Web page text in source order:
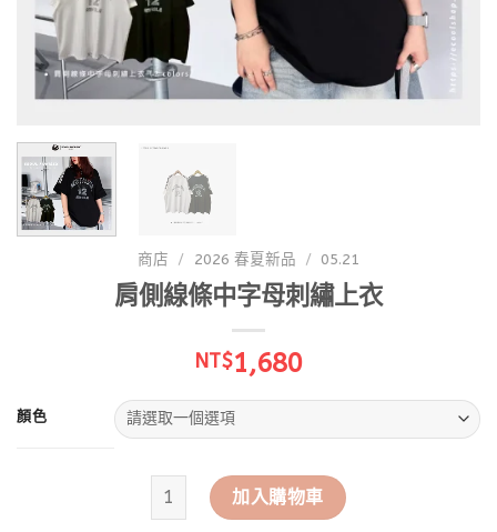
商店 / 2026 春夏新品 / 05.21
肩側線條中字母刺繡上衣
NT$1,680
顏色
肩側線條中字母刺繡上衣 數量
加入購物車